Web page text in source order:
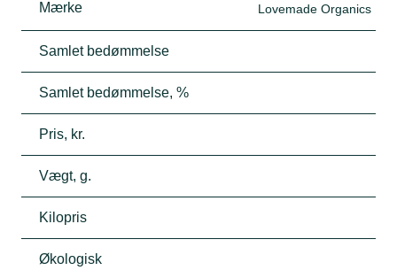
Mærke Lovemade Organics
Samlet bedømmelse
Samlet bedømmelse, %
Pris, kr.
Vægt, g.
Kilopris
Økologisk